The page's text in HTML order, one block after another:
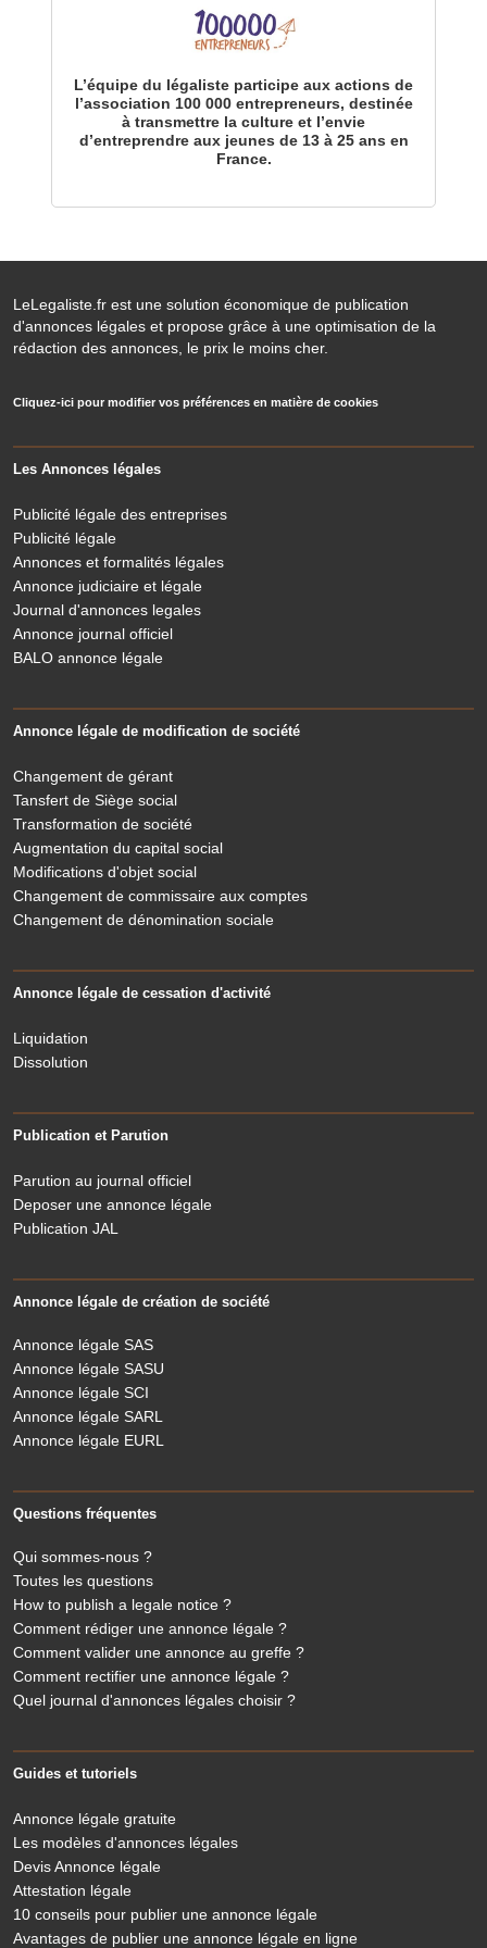
L’équipe du légaliste participe aux actions de
l’association 100 000 entrepreneurs, destinée
à transmettre la culture et l’envie
d’entreprendre aux jeunes de 13 à 25 ans en
France.
LeLegaliste.fr est une solution économique de publication
d'annonces légales et propose grâce à une optimisation de la
rédaction des annonces, le prix le moins cher.
Cliquez-ici pour modifier vos préférences en matière de cookies
Les Annonces légales
Publicité légale des entreprises
Publicité légale
Annonces et formalités légales
Annonce judiciaire et légale
Journal d'annonces legales
Annonce journal officiel
BALO annonce légale
Annonce légale de modification de société
Changement de gérant
Tansfert de Siège social
Transformation de société
Augmentation du capital social
Modifications d'objet social
Changement de commissaire aux comptes
Changement de dénomination sociale
Annonce légale de cessation d'activité
Liquidation
Dissolution
Publication et Parution
Parution au journal officiel
Deposer une annonce légale
Publication JAL
Annonce légale de création de société
Annonce légale SAS
Annonce légale SASU
Annonce légale SCI
Annonce légale SARL
Annonce légale EURL
Questions fréquentes
Qui sommes-nous ?
Toutes les questions
How to publish a legale notice ?
Comment rédiger une annonce légale ?
Comment valider une annonce au greffe ?
Comment rectifier une annonce légale ?
Quel journal d'annonces légales choisir ?
Guides et tutoriels
Annonce légale gratuite
Les modèles d'annonces légales
Devis Annonce légale
Attestation légale
10 conseils pour publier une annonce légale
Avantages de publier une annonce légale en ligne